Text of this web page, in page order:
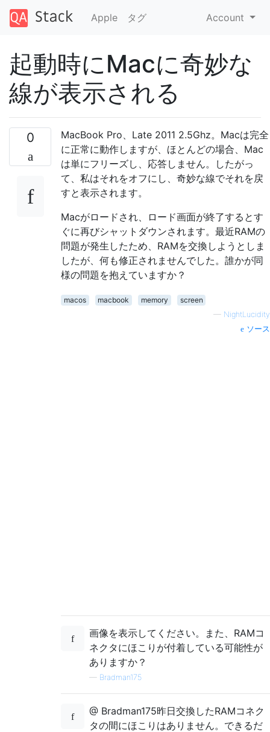
Apple タグ Account
起動時にMacに奇妙な
線が表示される
0
MacBook Pro、Late 2011 2.5Ghz。Macは完全
に正常に動作しますが、ほとんどの場合、Mac
は単にフリーズし、応答しません。したがっ
て、私はそれをオフにし、奇妙な線でそれを戻
すと表示されます。
Macがロードされ、ロード画面が終了するとす
ぐに再びシャットダウンされます。最近RAMの
問題が発生したため、RAMを交換しようとしま
したが、何も修正されませんでした。誰かが同
様の問題を抱えていますか？
macos macbook memory
screen
— NightLucidity
ソース
画像を表示してください。また、RAMコ
ネクタにほこりが付着している可能性が
ありますか？
— Bradman175
@ Bradman175昨日交換したRAMコネク
タの間にほこりはありません。できるだ